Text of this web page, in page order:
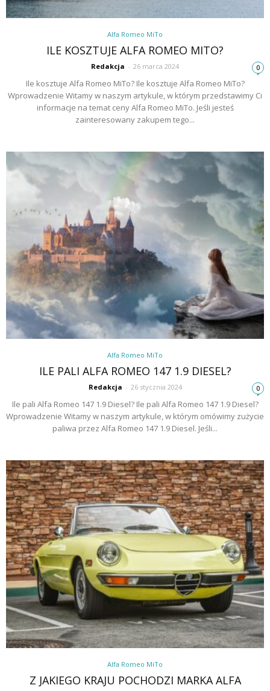
Alfa Romeo MiTo
ILE KOSZTUJE ALFA ROMEO MITO?
Redakcja - 26 marca 2024 0
Ile kosztuje Alfa Romeo MiTo? Ile kosztuje Alfa Romeo MiTo?
Wprowadzenie Witamy w naszym artykule, w którym przedstawimy Ci
informacje na temat ceny Alfa Romeo MiTo. Jeśli jesteś
zainteresowany zakupem tego...
Alfa Romeo MiTo
ILE PALI ALFA ROMEO 147 1.9 DIESEL?
Redakcja - 26 stycznia 2024 0
Ile pali Alfa Romeo 147 1.9 Diesel? Ile pali Alfa Romeo 147 1.9 Diesel?
Wprowadzenie Witamy w naszym artykule, w którym omówimy zużycie
paliwa przez Alfa Romeo 147 1.9 Diesel. Jeśli...
Alfa Romeo MiTo
Z JAKIEGO KRAJU POCHODZI MARKA ALFA